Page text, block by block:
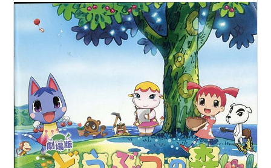
レ・F・ビスコッティ）
あらしのよるに〜ひみつのともだち〜 （ミイ）
さくら荘のペットな彼女
（赤坂龍之介、メイドちゃ
シャイニング・ハーツ〜幸せのパン〜 （ルフィー
ナ・ウィンダリア）
バトルスピリッツ ソードアイズ（キザクラ）
マギ（ヤムライハ）
モーレツ宇宙海賊（クーリエ）
ゆるゆり♪♪（赤座あかね）
ンフレット] | 2006年12月16日発行 | #堀江由衣
#小栗旬 乙葉 他 |